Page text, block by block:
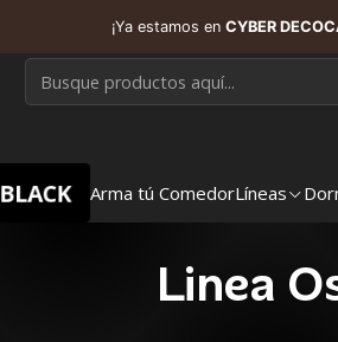
BLACK Arma tú ComedorLíneas
¡Ya estamos en CYBER
Linea